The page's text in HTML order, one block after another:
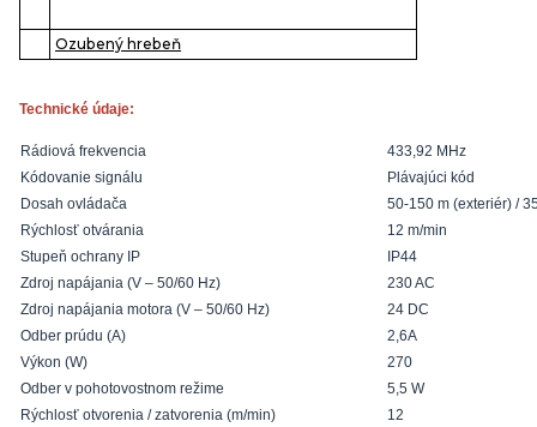
Ozubený hrebeň
Technické údaje:
Rádiová frekvencia
433,92 MHz
Kódovanie signálu
Plávajúci kód
Dosah ovládača
50-150 m (exteriér) /
Rýchlosť otvárania
12 m/min
Stupeň ochrany IP
IP44
Zdroj napájania (V – 50/60 Hz)
230 AC
Zdroj napájania motora (V – 50/60 Hz)
24 DC
Odber prúdu (A)
2,6A
Výkon (W)
270
Odber v pohotovostnom režime
5,5 W
Rýchlosť otvorenia / zatvorenia (m/min)
12